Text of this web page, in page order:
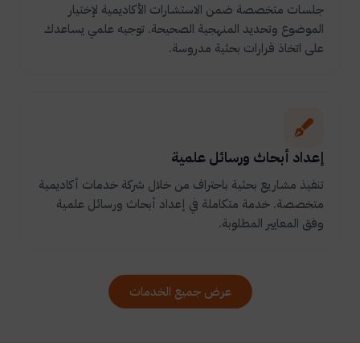
جلسات متخصصة ضمن الاستشارات الأكاديمية لإختيار
الموضوع وتحديد المنهجية الصحيحة. توجيه علمي يساعدك
على اتخاذ قرارات بحثية مدروسة.
إعداد أبحاث ورسائل علمية
تنفيذ مشاريع بحثية باحتراف من خلال شركة خدمات أكاديمية
متخصصة. خدمة متكاملة في إعداد أبحاث ورسائل علمية
وفق المعايير المطلوبة.
عرض جميع الخدمات